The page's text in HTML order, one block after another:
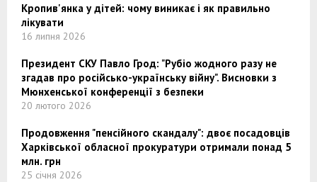
Кропив'янка у дітей: чому виникає і як правильно
лікувати
16 липня 2026
Президент СКУ Павло Грод: "Рубіо жодного разу не
згадав про російсько-українську війну". Висновки з
Мюнхенської конференції з безпеки
20 лютого 2026
Продовження "пенсійного скандалу": двоє посадовців
Харківської обласної прокуратури отримали понад 5
млн. грн
25 січня 2026